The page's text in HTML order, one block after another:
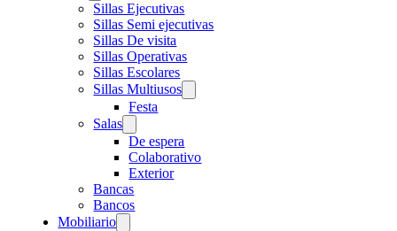
Sillas Ejecutivas
Sillas Semi ejecutivas
Sillas De visita
Sillas Operativas
Sillas Escolares
Sillas Multiusos
Festa
Salas
De espera
Colaborativo
Exterior
Bancas
Bancos
Mobiliario